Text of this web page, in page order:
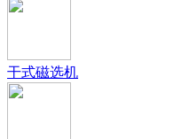
干式磁选机